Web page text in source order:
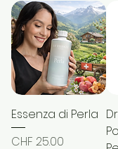
Essenza di Perla
Price
CHF 25.00